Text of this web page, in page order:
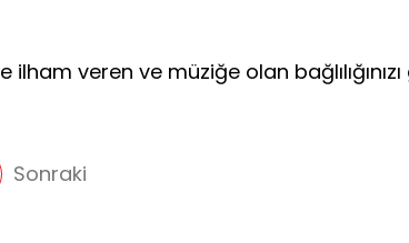
veren ve müziğe olan
Sonraki